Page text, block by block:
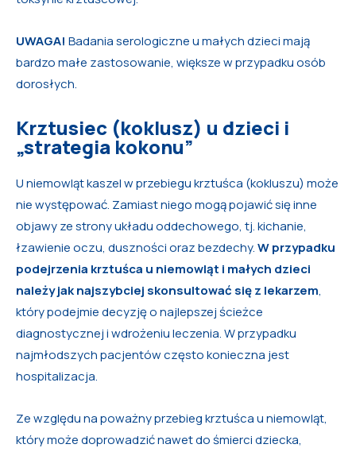
UWAGA! Badania serologiczne u małych dzieci mają
bardzo małe zastosowanie, większe w przypadku osób
dorosłych.
Krztusiec (koklusz) u dzieci i
„strategia kokonu”
U niemowląt kaszel w przebiegu krztuśca (kokluszu) może
nie występować. Zamiast niego mogą pojawić się inne
objawy ze strony układu oddechowego, tj. kichanie,
łzawienie oczu, duszności oraz bezdechy.W przypadku
podejrzenia krztuśca u niemowląt i małych dzieci
należy jak najszybciej skonsultować się z lekarzem,
który podejmie decyzję o najlepszej ścieżce
diagnostycznej i wdrożeniu leczenia. W przypadku
najmłodszych pacjentów często konieczna jest
hospitalizacja.
Ze względu na poważny przebieg krztuśca u niemowląt,
który może doprowadzić nawet do śmierci dziecka,